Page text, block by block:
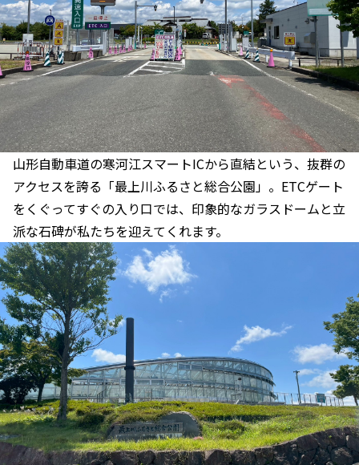
山形自動車道の寒河江スマートICから直結という、抜群の
アクセスを誇る「最上川ふるさと総合公園」。ETCゲート
をくぐってすぐの入り口では、印象的なガラスドームと立
派な石碑が私たちを迎えてくれます。